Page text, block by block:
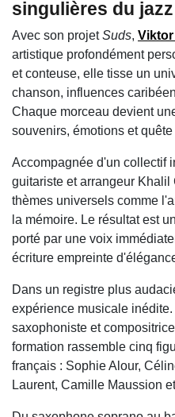
singulières du
Avec son projetSuds,
artistique profondément
et conteuse, elle tisse un
chanson, influences
Chaque morceau devient
souvenirs, émotions et
Accompagnée d'un collectif
guitariste et arrangeur
thèmes universels comme
la mémoire. Le résultat est
porté par une voix
écriture empreinte
Dans un registre plus
expérience musicale
saxophoniste et
formation rassemble cinq
français : Sophie Alour,
Laurent, Camille Maussion